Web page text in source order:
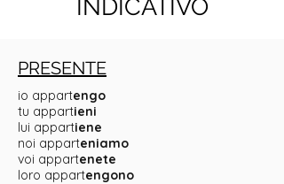
INDICATIVO
PRESENTE
io appartengo
tu appartieni
lui appartiene
noi apparteniamo
voi appartenete
loro appartengono